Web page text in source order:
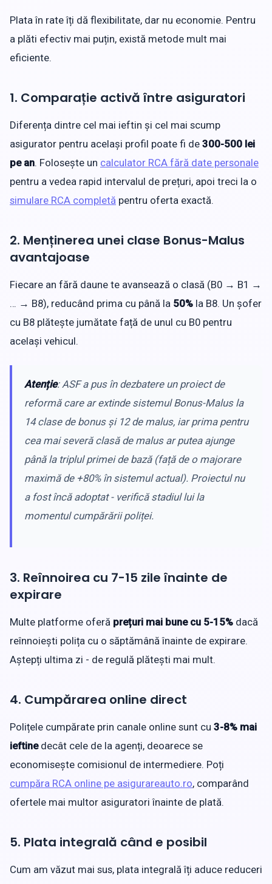
Plata în rate îți dă flexibilitate, dar nu economie. Pentru
a plăti efectiv mai puțin, există metode mult mai
eficiente.
1. Comparație activă între asiguratori
Diferența dintre cel mai ieftin și cel mai scump
asigurator pentru același profil poate fi de 300-500 lei
pe an. Folosește un calculator RCA fără date personale
pentru a vedea rapid intervalul de prețuri, apoi treci la o
simulare RCA completă pentru oferta exactă.
2. Menținerea unei clase Bonus-Malus
avantajoase
Fiecare an fără daune te avansează o clasă (B0 → B1 →
… → B8), reducând prima cu până la 50% la B8. Un șofer
cu B8 plătește jumătate față de unul cu B0 pentru
același vehicul.
Atenție: ASF a pus în dezbatere un proiect de
reformă care ar extinde sistemul Bonus-Malus la
14 clase de bonus și 12 de malus, iar prima pentru
cea mai severă clasă de malus ar putea ajunge
până la triplul primei de bază (față de o majorare
maximă de +80% în sistemul actual). Proiectul nu
a fost încă adoptat - verifică stadiul lui la
momentul cumpărării poliței.
3. Reînnoirea cu 7-15 zile înainte de
expirare
Multe platforme oferă prețuri mai bune cu 5-15% dacă
reînnoiești polița cu o săptămână înainte de expirare.
Aștepți ultima zi - de regulă plătești mai mult.
4. Cumpărarea online direct
Polițele cumpărate prin canale online sunt cu 3-8% mai
ieftinedecât cele de la agenți, deoarece se
economisește comisionul de intermediere. Poți
cumpăra RCA online pe asigurareauto.ro, comparând
ofertele mai multor asiguratori înainte de plată.
5. Plata integrală când e posibil
Cum am văzut mai sus, plata integrală îți aduce reduceri